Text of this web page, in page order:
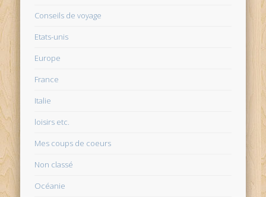
Conseils de voyage
Etats-unis
Europe
France
Italie
loisirs etc.
Mes coups de coeurs
Non classé
Océanie